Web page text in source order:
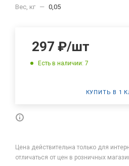
Вес, кг — 0,05
297 ₽/шт
Есть в наличии: 7
КУПИТЬ В 1
Цена действительна только для
отличаться от цен в розничных